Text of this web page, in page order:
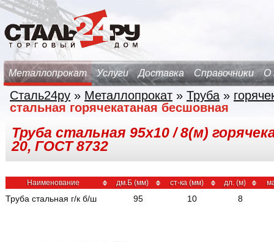
Металлопрокат Услуги Доставка Справочники О
Сталь24ру » Металлопрокат » Труба »
стальная горячекатаная бесшовная
Труба стальная 95х10 / 8(м)
20, ГОСТ 8732
Наименование дм.Б (мм) ст-ка (мм) дл. (м)
Труба стальная г/к б/ш 95 10 8